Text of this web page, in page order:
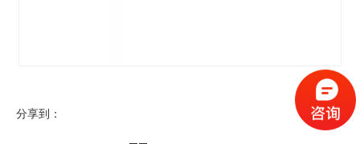
分享到：